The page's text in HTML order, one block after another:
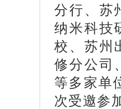
分行、苏
纳米科技
校、苏州
修分公司
等多家单
次受邀参